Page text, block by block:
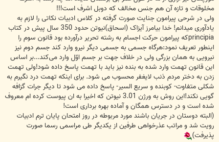
مخلوقات و تازه آن هم جنس مخالف که دوبل اشرف است!!!
ولی در شرحی پیرامون جنایت صورت گرفته در کلاس ادبیات نکاتی را لازم به
یادآوری میدانم! خدا بیامرز آیزاک (اسحاق)نیوتن حدود 350 سال پیش در کتاب
principiaکه پیرامون حرکت اجسام به رشته تحریر درآورده بود قانون سوم را
اینطور تعریف نمود:هرگاه جسمی به جسمی دیگر نیرو وارد کند جسم دوم نیز
نیرویی به همان بزرگی ولی در خلاف جهت بر جسم اوّل وارد می‌کند...بر اساس
این قانون تهمت وارد شده به بنده نیز باید با تهمت پاسخ داده شود!ولی تهمت
زدن به دختر مردم ذنب لایغفر محسوب می شود. برای اینکه تهمت درد نگیرم به
شکلی متفاوت- کوبنده و سریع السیر- پاسخ داده می شود تا دیگر جرات گزافه
گویی نکند!این روش به ورژن 3.01 نیوتن که اخیرا به ان پیوست کرده ام معروف
شده است و در دسترس همگان و آماده بهره برداری است!
(البته دوستان در جریان باشند مورد مربوطه در روز امتحان پایان ترم ادبیات
رویت شد و مراتب عذرخواهی طرفین از یکدیگر طی مراسمی رسما صورت
پذیرفت)